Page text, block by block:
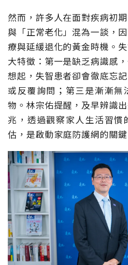
然而，許多人在面對疾病初
與「正常老化」混為一談，
療與延緩退化的黃金時機。
大特徵：第一是缺乏病識感
想起，失智患者卻會徹底忘
或反覆詢問；第三是漸漸無
物。林宗佑提醒，及早辨識
兆，透過觀察家人生活習慣
估，是啟動家庭防護網的關鍵